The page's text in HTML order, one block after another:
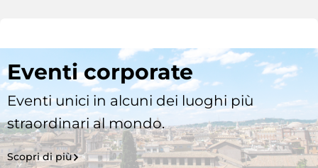
Eventi corporate
Eventi unici in alcuni dei luoghi più
straordinari al mondo.
Scopri di più